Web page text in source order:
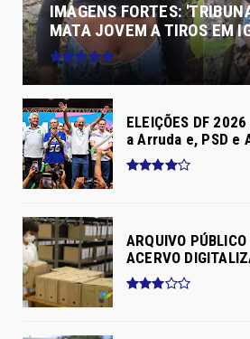
IMAGENS FORTES:
MATA JOVEM A TIROS EM
ELEIÇÕES DF
a Arruda e, PSD e
ARQUIVO
ACERVO